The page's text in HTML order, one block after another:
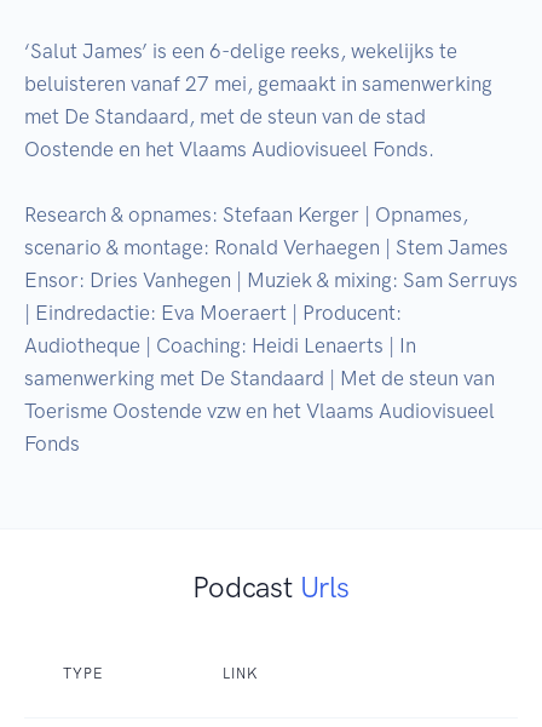
‘Salut James’ is een 6-delige reeks, wekelijks te
beluisteren vanaf 27 mei, gemaakt in samenwerking
met De Standaard, met de steun van de stad
Oostende en het Vlaams Audiovisueel Fonds.
Research & opnames: Stefaan Kerger | Opnames,
scenario & montage: Ronald Verhaegen | Stem James
Ensor: Dries Vanhegen | Muziek & mixing: Sam Serruys
| Eindredactie: Eva Moeraert | Producent:
Audiotheque | Coaching: Heidi Lenaerts | In
samenwerking met De Standaard | Met de steun van
Toerisme Oostende vzw en het Vlaams Audiovisueel
Podcast Urls
TYPE LINK